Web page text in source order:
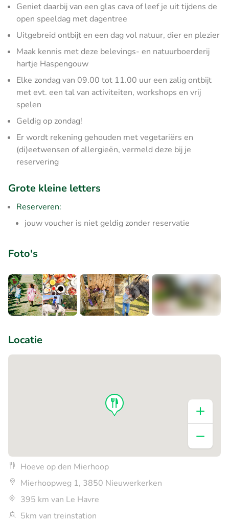
Geniet daarbij van een glas cava of leef je uit tijdens de
open speeldag met dagentree
Uitgebreid ontbijt en een dag vol natuur, dier en plezier
Maak kennis met deze belevings- en natuurboerderij
hartje Haspengouw
Elke zondag van 09.00 tot 11.00 uur een zalig ontbijt
met evt. een tal van activiteiten, workshops en vrij
spelen
Geldig op zondag!
Er wordt rekening gehouden met vegetariërs en
(di)eetwensen of allergieën, vermeld deze bij je
reservering
Grote kleine letters
Reserveren:
jouw voucher is niet geldig zonder reservatie
Foto's
Locatie
Hoeve op den Mierhoop
Mierhoopweg 1, 3850 Nieuwerkerken
395 km van Le Havre
5km van treinstation